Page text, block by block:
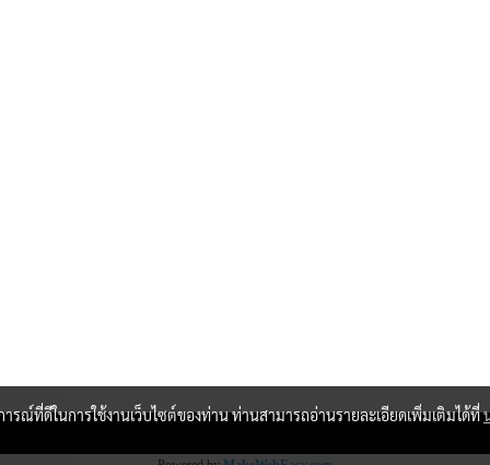
ณ์ที่ดีในการใช้งานเว็บไซต์ของท่าน ท่านสามารถอ่านรายละเอียดเพิ่มเติมได้ที่